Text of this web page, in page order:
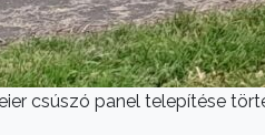
csúszó panel telepítése